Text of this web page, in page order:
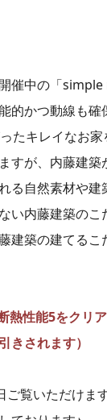
催中の「
的かつ動線も
たキレイなお家
すが、内藤建
る自然素材や建
い内藤建築の
建築の建てる
熱性能5をクリ
きされます）
覧いただけま